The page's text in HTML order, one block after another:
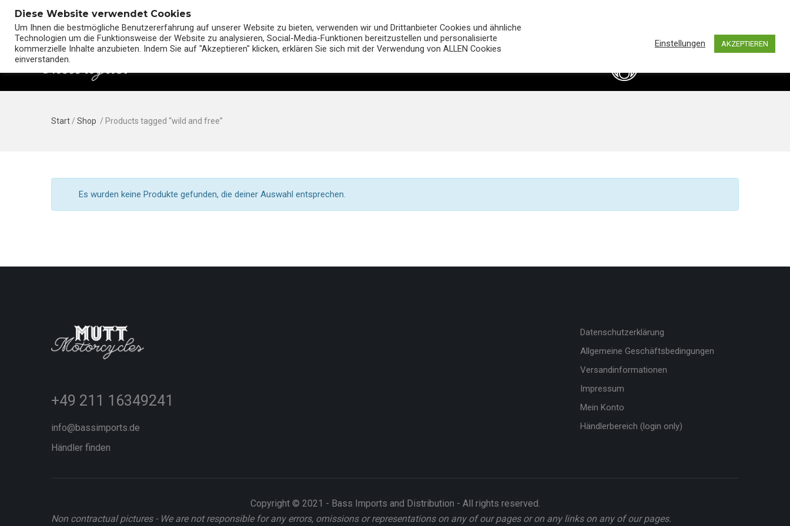
info@bassimports.de
Start / Shop / Products tagged “wild and free”
Es wurden keine Produkte gefunden, die deiner Auswahl entsprechen.
+49 211 16349241
info@bassimports.de
Händler finden
Datenschutzerklärung
Allgemeine Geschäftsbedingungen
Versandinformationen
Impressum
Mein Konto
Händlerbereich (login only)
Copyright © 2021 - Bass Imports and Distribution - All rights reserved.
Non contractual pictures - We are not responsible for any errors, omissions or representations on any of our pages or on any links on any of our pages.
Diese Website verwendet Cookies
Um Ihnen die bestmögliche Benutzererfahrung auf unserer Website zu bieten, verwenden wir und Drittanbieter Cookies und ähnliche
Technologien um die Funktionsweise der Website zu analysieren, Social-Media-Funktionen bereitzustellen und personalisierte
kommerzielle Inhalte anzubieten. Indem Sie auf "Akzeptieren" klicken, erklären Sie sich mit der Verwendung von ALLEN Cookies
einverstanden.
Einstellungen AKZEPTIEREN